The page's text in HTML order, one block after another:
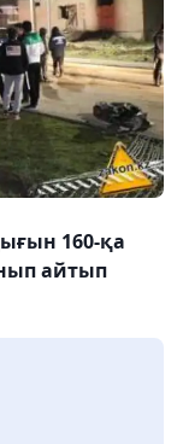
160-қа
айтып